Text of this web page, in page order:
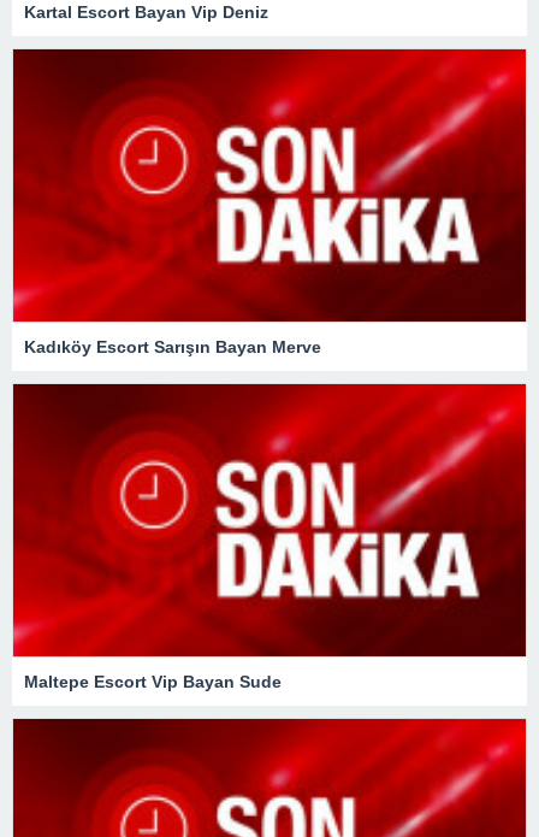
Kartal Escort Bayan Vip Deniz
Kadıköy Escort Sarışın Bayan Merve
Maltepe Escort Vip Bayan Sude